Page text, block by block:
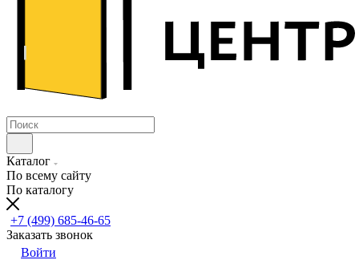
Каталог
По всему сайту
По каталогу
+7 (499) 685-46-65
Заказать звонок
Войти